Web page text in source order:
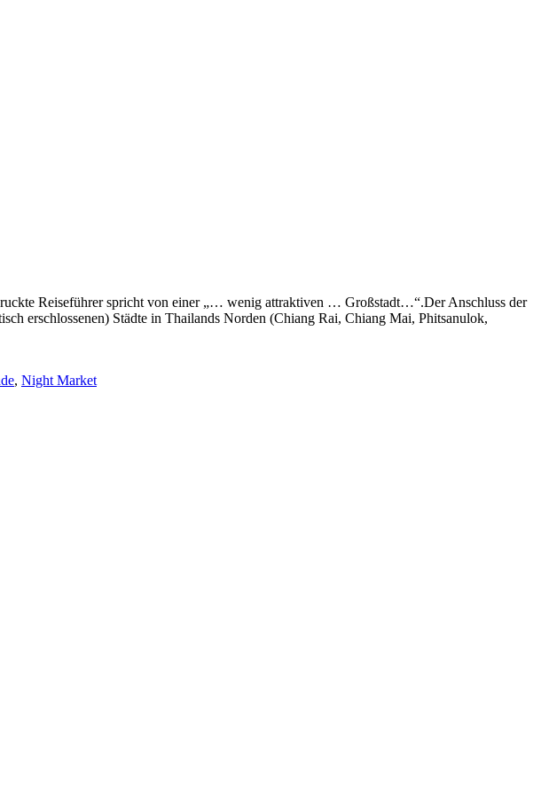
Reiseführer spricht von einer „… wenig attraktiven … Großstadt…“.Der Anschluss der
erschlossenen) Städte in Thailands Norden (Chiang Rai, Chiang Mai, Phitsanulok,
, Night Market